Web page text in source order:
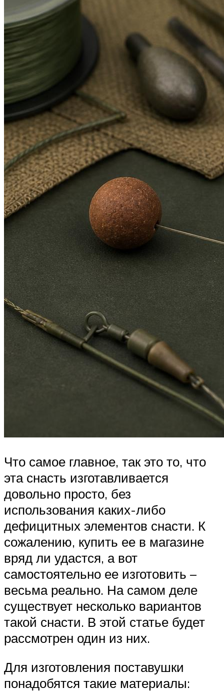
Что самое главное, так это то, что
эта снасть изготавливается
довольно просто, без
использования каких-либо
дефицитных элементов снасти. К
сожалению, купить ее в магазине
вряд ли удастся, а вот
самостоятельно ее изготовить –
весьма реально. На самом деле
существует несколько вариантов
такой снасти. В этой статье будет
рассмотрен один из них.
Для изготовления поставушки
понадобятся такие материалы: